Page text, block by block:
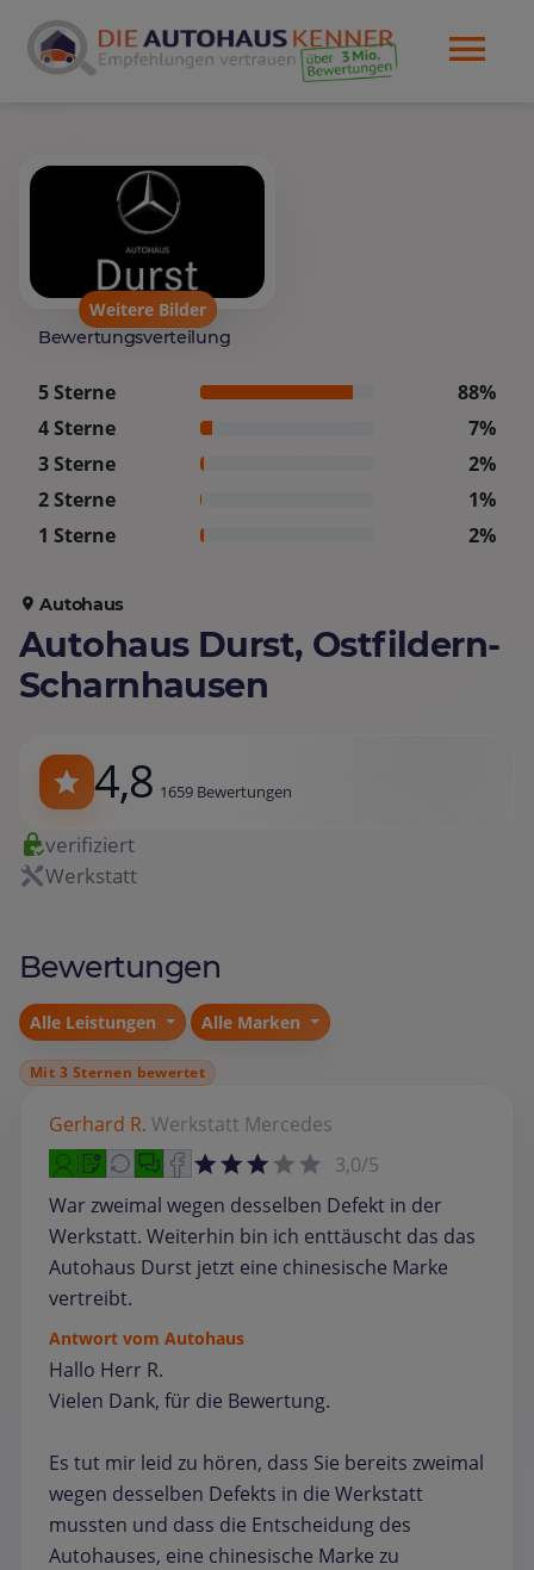
Weitere Bilder
Bewertungsverteilung
5 Sterne
88%
4 Sterne
7%
3 Sterne
2%
2 Sterne
1%
1 Sterne
2%
Autohaus
Autohaus Durst, Ostfildern-
Scharnhausen
4,8 1659 Bewertungen
verifiziert
Werkstatt
Bewertungen
Alle Leistungen Alle Marken
Mit 3 Sternen bewertet
Gerhard R. Werkstatt Mercedes
3,0/5
War zweimal wegen desselben Defekt in der
Werkstatt. Weiterhin bin ich enttäuscht das das
Autohaus Durst jetzt eine chinesische Marke
vertreibt.
Antwort vom Autohaus
Hallo Herr R.
Vielen Dank, für die Bewertung.
Es tut mir leid zu hören, dass Sie bereits zweimal
wegen desselben Defekts in die Werkstatt
mussten und dass die Entscheidung des
Autohauses, eine chinesische Marke zu